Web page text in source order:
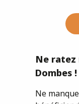
Ne ratez
Dombes !
Ne